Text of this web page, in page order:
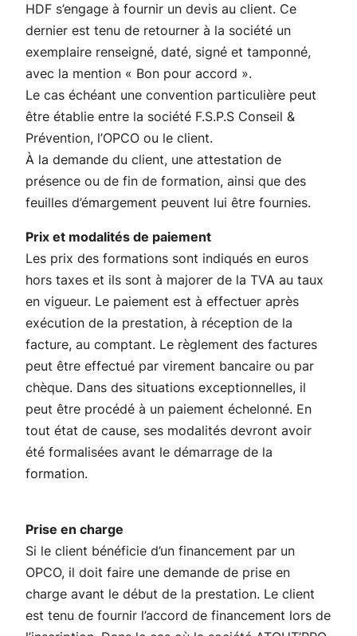
HDF s’engage à fournir un devis au client. Ce
dernier est tenu de retourner à la société un
exemplaire renseigné, daté, signé et tamponné,
avec la mention « Bon pour accord ».
Le cas échéant une convention particulière peut
être établie entre la société F.S.P.S Conseil &
Prévention, l’OPCO ou le client.
À la demande du client, une attestation de
présence ou de fin de formation, ainsi que des
feuilles d’émargement peuvent lui être fournies.
Prix et modalités de paiement
Les prix des formations sont indiqués en euros
hors taxes et ils sont à majorer de la TVA au taux
en vigueur. Le paiement est à effectuer après
exécution de la prestation, à réception de la
facture, au comptant. Le règlement des factures
peut être effectué par virement bancaire ou par
chèque. Dans des situations exceptionnelles, il
peut être procédé à un paiement échelonné. En
tout état de cause, ses modalités devront avoir
été formalisées avant le démarrage de la
formation.
Prise en charge
Si le client bénéficie d’un financement par un
OPCO, il doit faire une demande de prise en
charge avant le début de la prestation. Le client
est tenu de fournir l’accord de financement lors de